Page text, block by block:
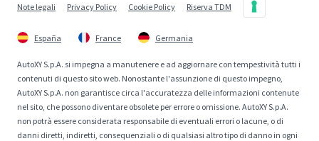
Note legali Privacy Policy Cookie Policy Riserva TDM
España France Germania
AutoXY S.p.A. si impegna a manutenere e ad aggiornare con tempestività tutti i
contenuti di questo sito web. Nonostante l'assunzione di questo impegno,
AutoXY S.p.A. non garantisce circa l'accuratezza delle informazioni contenute
nel sito, che possono diventare obsolete per errore o omissione. AutoXY S.p.A.
non potrà essere considerata responsabile di eventuali errori o lacune, o di
danni diretti, indiretti, consequenziali o di qualsiasi altro tipo di danno in ogni